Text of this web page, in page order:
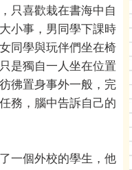
只喜歡栽在書海中自
小事，男同學下課時
同學與玩伴們坐在椅
是獨自一人坐在位置
彿置身事外一般，完
務，腦中告訴自己的
一個外校的學生，他